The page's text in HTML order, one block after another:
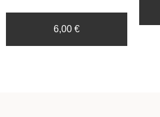
sur 5
6,00 €